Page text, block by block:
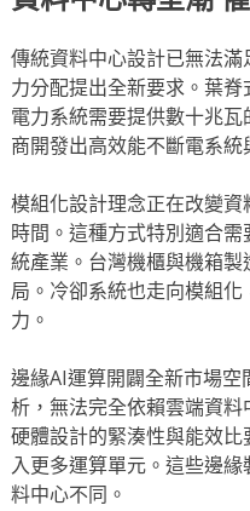
傳統資料中心設計已無法
力分配提出全新要求。葉
電力系統需要提供數十兆
商開發出高效能不斷電系
模組化設計理念正在改變
時間。這種方式特別適合
統產業。台灣機櫃與機箱
局。冷卻系統也走向模組
力。
邊緣AI運算開闢全新市場
析，無法完全依賴雲端資
硬體設計的緊湊性與能效
入更多運算單元。這些邊
料中心不同。